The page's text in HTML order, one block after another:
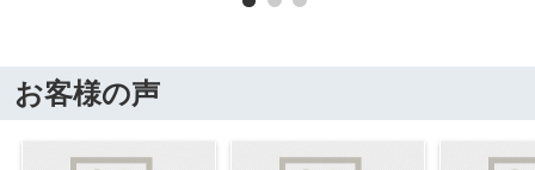
お客様の声